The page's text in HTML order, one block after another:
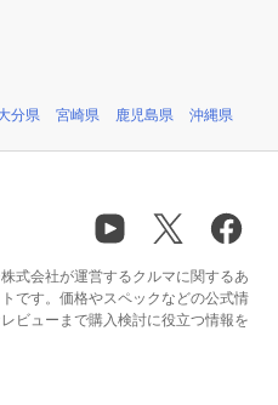
分県 宮崎県 鹿児島県 沖縄県
式会社が運営するクルマに関するあ
です。価格やスペックなどの公式情
ビューまで購入検討に役立つ情報を